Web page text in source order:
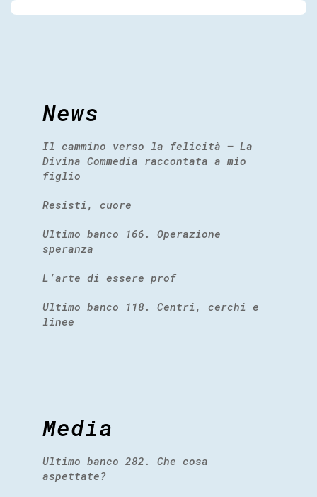
News
Il cammino verso la felicità – La
Divina Commedia raccontata a mio
figlio
Resisti, cuore
Ultimo banco 166. Operazione
speranza
L’arte di essere prof
Ultimo banco 118. Centri, cerchi e
linee
Media
Ultimo banco 282. Che cosa
aspettate?